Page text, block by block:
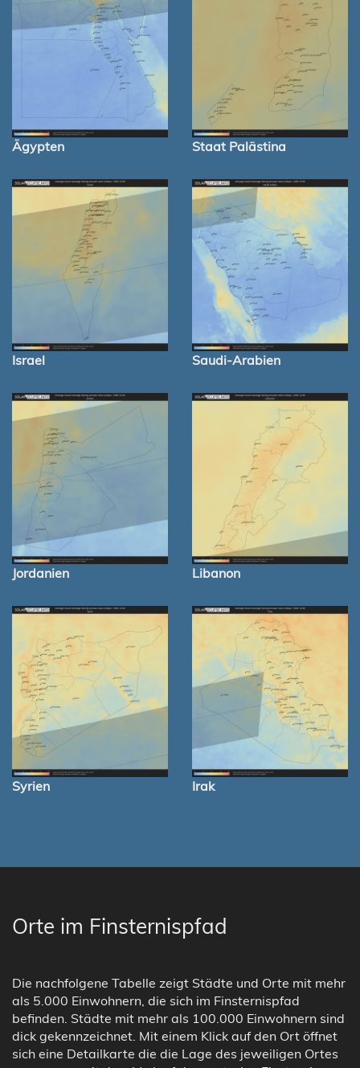
Ägypten Staat Palästina
Israel Saudi-Arabien
Jordanien Libanon
Syrien Irak
Orte im Finsternispfad
Die nachfolgene Tabelle zeigt Städte und Orte mit mehr
als 5.000 Einwohnern, die sich im Finsternispfad
befinden. Städte mit mehr als 100.000 Einwohnern sind
dick gekennzeichnet. Mit einem Klick auf den Ort öffnet
sich eine Detailkarte die die Lage des jeweiligen Ortes